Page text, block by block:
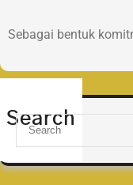
Sebagai bentuk
Search
S
a